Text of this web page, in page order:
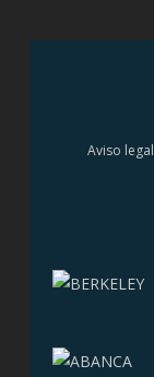
Aviso legal